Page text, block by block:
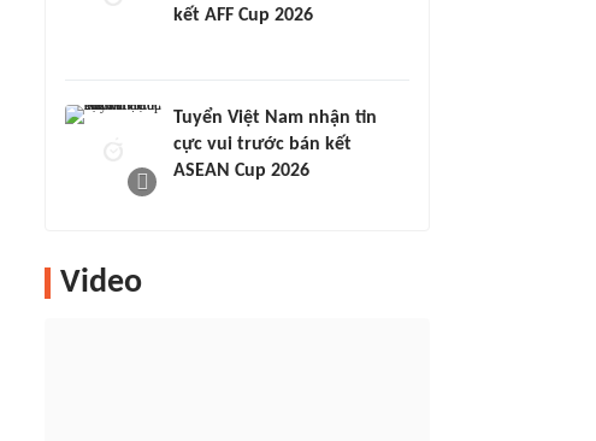
kết AFF Cup 2026
Tuyển Việt Nam nhận tin
cực vui trước bán kết
ASEAN Cup 2026
Video